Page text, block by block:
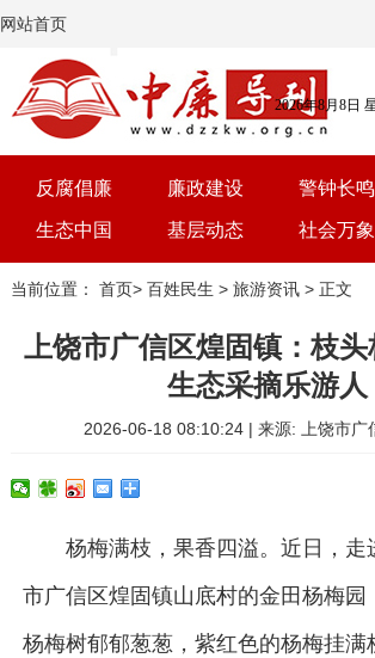
网站首页
2026年8月8日
反腐倡廉 廉政建设 警钟长鸣
生态中国 基层动态 社会万象
党建 文选 三农 艺术
当前位置： 首页> 百姓民生 > 旅游资讯> 正文
上饶市广信区煌固镇：枝
生态采摘乐游人
2026-06-18 08:10:24 | 来源: 上饶市广
杨梅满枝，果香四溢。近日，走
市广信区煌固镇山底村的金田杨梅园
杨梅树郁郁葱葱，紫红色的杨梅挂满